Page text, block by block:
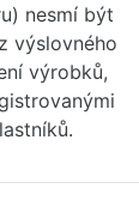
nesmí být
výslovného
výrobků,